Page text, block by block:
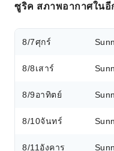
ซูริค สภาพอากาศในอี
8/7ศุกร์
8/8เสาร์
8/9อาทิตย์
8/10จันทร์
8/11 อังคาร